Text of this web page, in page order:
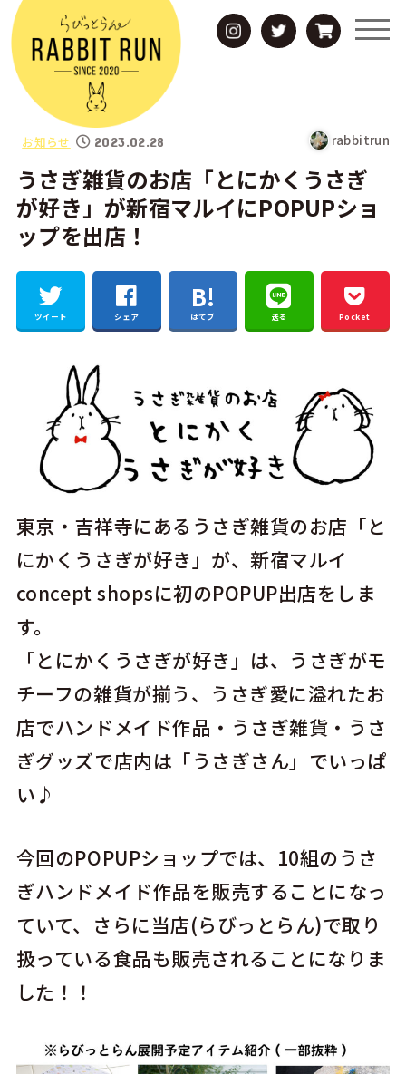
お知らせ 2023.02.28 rabbitrun
うさぎ雑貨のお店「とにかくうさぎ
が好き」が新宿マルイにPOPUPショ
ップを出店！
ツイート シェア はてブ 送る Pocket
東京・吉祥寺にあるうさぎ雑貨のお店「と
にかくうさぎが好き」が、新宿マルイ
concept shopsに初のPOPUP出店をしま
す。
「とにかくうさぎが好き」は、うさぎがモ
チーフの雑貨が揃う、うさぎ愛に溢れたお
店でハンドメイド作品・うさぎ雑貨・うさ
ぎグッズで店内は「うさぎさん」でいっぱ
い♪
今回のPOPUPショップでは、10組のうさ
ぎハンドメイド作品を販売することになっ
ていて、さらに当店(らびっとらん)で取り
扱っている食品も販売されることになりま
した！！